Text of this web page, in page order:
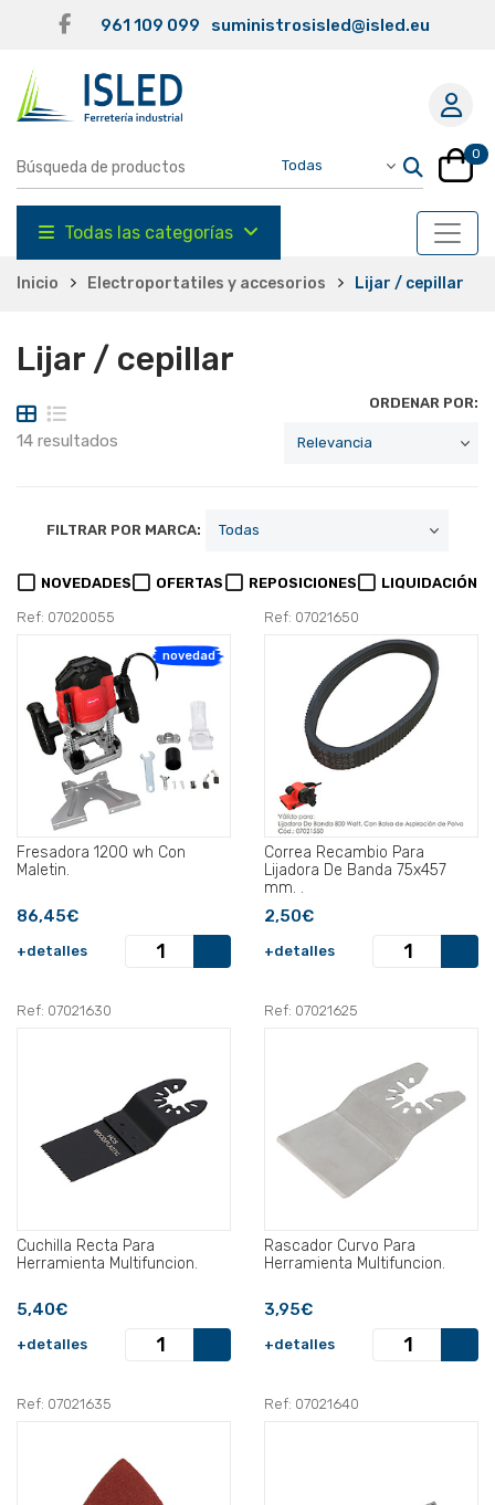
961 109 099 suministrosisled@isled.eu
0
Todas las categorías
Inicio Electroportatiles y accesorios Lijar / cepillar
Lijar / cepillar
14 resultados
ORDENAR POR:
FILTRAR POR MARCA:
NOVEDADES OFERTAS REPOSICIONES LIQUIDACIÓN
Ref: 07020055
novedad
Fresadora 1200 wh Con
Maletin.
86,45€
+detalles
Ref: 07021650
Correa Recambio Para
Lijadora De Banda 75x457
mm. .
2,50€
+detalles
Ref: 07021630
Cuchilla Recta Para
Herramienta Multifuncion.
5,40€
+detalles
Ref: 07021625
Rascador Curvo Para
Herramienta Multifuncion.
3,95€
+detalles
Ref: 07021635 Ref: 07021640